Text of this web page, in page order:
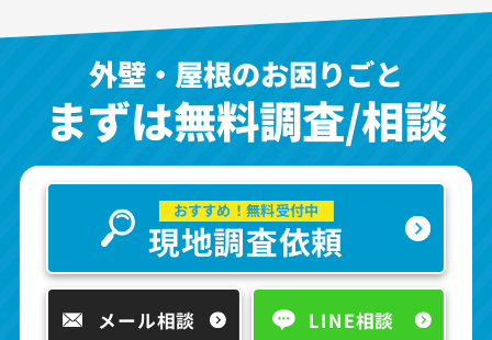
外壁・屋根のお困りごと
まずは無料調査/相談
おすすめ！無料受付中
現地調査依頼
メール相談 LINE相談